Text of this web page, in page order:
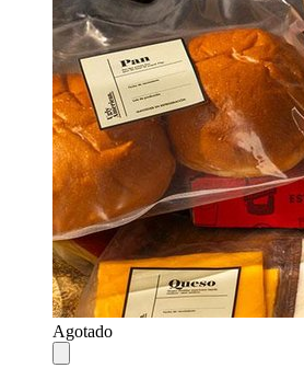
Agotado